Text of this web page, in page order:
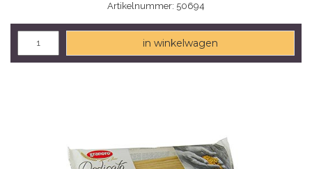
Artikelnummer: 50694
in winkelwagen